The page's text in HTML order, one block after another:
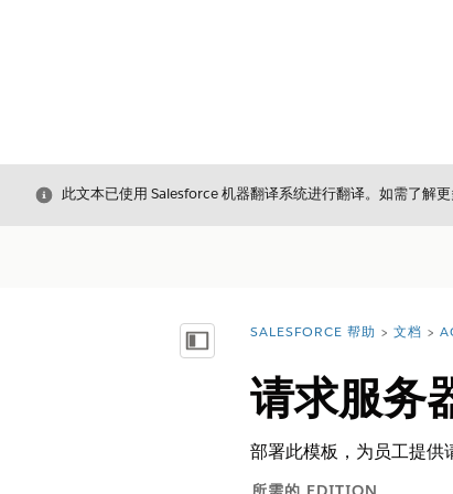
关闭
此文本已使用 Salesforce 机器翻译系统进行翻译。如需了解
显示目录 您在此处：
SALESFORCE 帮助 文档
请求服务
部署此模板，为员工提供